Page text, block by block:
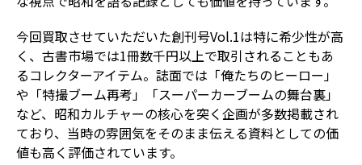
今回買取させていただいた創刊号Vol.1は特に希少性が高
く、古書市場では1冊数千円以上で取引されることもあ
るコレクターアイテム。誌面では「俺たちのヒーロー」
や「特撮ブーム再考」「スーパーカーブームの舞台裏」
など、昭和カルチャーの核心を突く企画が多数掲載され
ており、当時の雰囲気をそのまま伝える資料としての価
値も高く評価されています。